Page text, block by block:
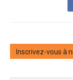
Inscrivez-vous à